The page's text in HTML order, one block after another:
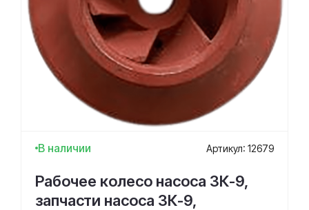
В наличии Артикул: 12679
Рабочее колесо насоса 3К-9,
запчасти насоса 3К-9,